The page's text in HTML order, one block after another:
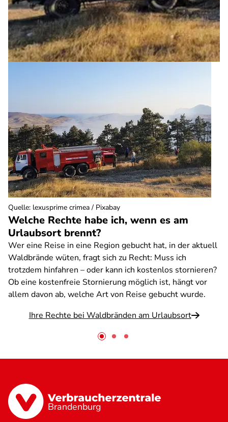
Welche Rechte habe ich, wenn es am
Urlaubsort brennt?
Wer eine Reise in eine Region gebucht hat, in der aktuell
Waldbrände wüten, fragt sich zu Recht: Muss ich
trotzdem hinfahren – oder kann ich kostenlos stornieren?
Ob eine kostenfreie Stornierung möglich ist, hängt vor
allem davon ab, welche Art von Reise gebucht wurde.
Ihre Rechte bei Waldbränden am Urlaubsort
Quelle: lexusprime crimea / Pixabay
Brandenburg